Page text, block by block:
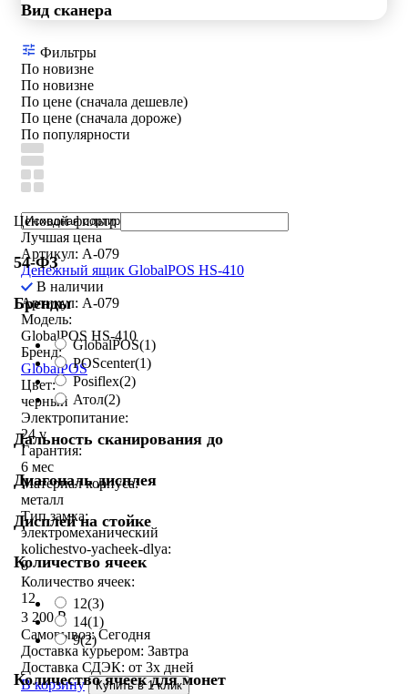
Вид сканера
Фильтры
По новизне
По новизне
По цене (сначала дешевле)
По цене (сначала дороже)
По популярности
Ценовой фильтр
54-ФЗ
Бренды
GlobalPOS(1)
POScenter(1)
Posiflex(2)
Атол(2)
Дальность сканирования до
Диагональ дисплея
Дисплей на стойке
Количество ячеек
12(3)
14(1)
9(2)
Количество ячеек для монет
Лучшая цена
Артикул: A-079
Денежный ящик GlobalPOS HS-410
В наличии
Артикул: A-079
Модель:
GlobalPOS HS-410
Бренд:
GlobalPOS
Цвет:
черный
Электропитание:
24 v
Гарантия:
6 мес
Материал корпуса:
металл
Тип замка:
электромеханический
kolichestvo-yacheek-dlya:
8
Количество ячеек:
12
3 200₽
Самовывоз:Сегодня
Доставка курьером: Завтра
Доставка СДЭК: от 3х дней
В корзину
Купить в 1 клик